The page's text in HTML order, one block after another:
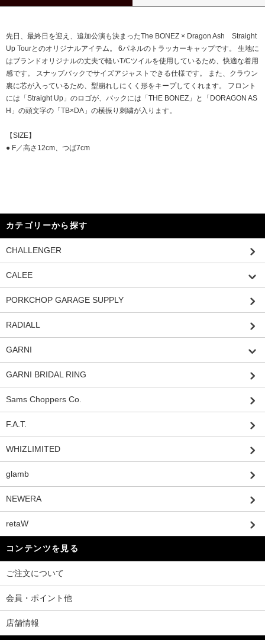
先日、最終日を迎え、追加公演も決まったThe BONEZ × Dragon Ash Straight
Up Tourとのオリジナルアイテム。 6パネルのトラッカーキャップです。 生地に
はブランドオリジナルの丈夫で軽いT/Cツイルを使用しているため、快適な着用
感です。 スナップバックでサイズアジャストできる仕様です。 また、クラウン
裏に芯が入っているため、型崩れしにくく形をキープしてくれます。 フロント
には「Straight Up」のロゴが、バックには「THE BONEZ」と「DORAGON AS
H」の頭文字の「TB×DA」の横振り刺繍が入ります。
【SIZE】
● F／高さ12cm、つば7cm
カテゴリーから探す
CHALLENGER
CALEE
PORKCHOP GARAGE SUPPLY
RADIALL
GARNI
GARNI BRIDAL RING
Sams Choppers Co.
F.A.T.
WHIZLIMITED
glamb
NEWERA
retaW
コンテンツを見る
ご注文について
会員・ポイント他
店舗情報